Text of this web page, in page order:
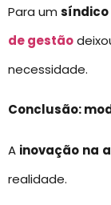
Para um síndico
de gestão
necessidade.
Conclusão:
A inovação na
realidade.